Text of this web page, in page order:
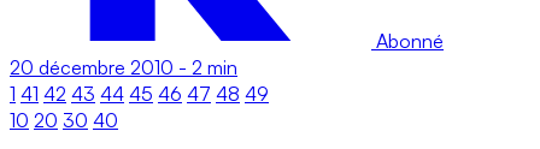
Abonné
20 décembre 2010 - 2 min
1 41 42 43 44 45 46 47 48 49
10 20 30 40